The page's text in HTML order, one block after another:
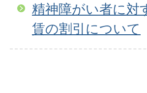
精神障がい者に対
賃の割引について